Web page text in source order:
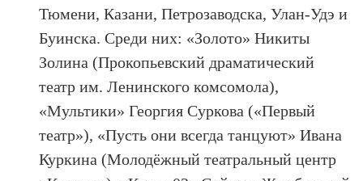
Тюмени, Казани, Петрозаводска, Улан-Удэ и
Буинска. Среди них: «Золото» Никиты
Золина (Прокопьевский драматический
театр им. Ленинского комсомола),
«Мультики» Георгия Суркова («Первый
театр»), «Пусть они всегда танцуют» Ивана
Куркина (Молодёжный театральный центр